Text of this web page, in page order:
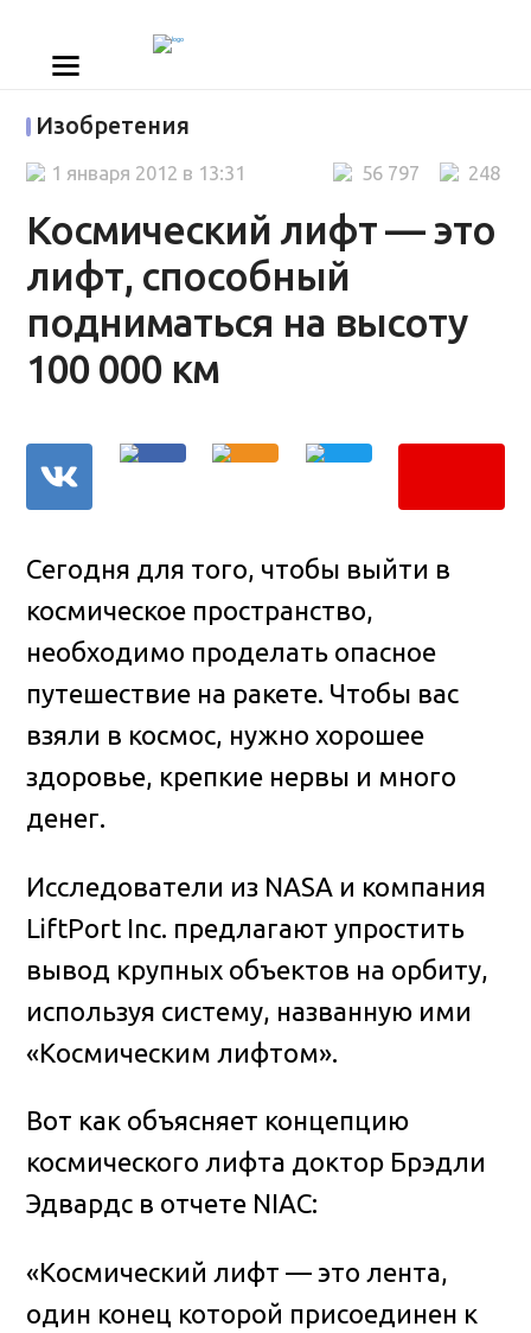
Изобретения
Космический лифт — это
лифт, способный
подниматься на высоту
100 000 км
248
56 797
1 января 2012 в 13:31
Сегодня для того, чтобы выйти в
космическое пространство,
необходимо проделать опасное
путешествие на ракете. Чтобы вас
взяли в космос, нужно хорошее
здоровье, крепкие нервы и много
денег.
Исследователи из NASA и компания
LiftPort Inc. предлагают упростить
вывод крупных объектов на орбиту,
используя систему, названную ими
«Космическим лифтом».
Вот как объясняет концепцию
космического лифта доктор Брэдли
Эдвардс в отчете NIAC:
«Космический лифт — это лента,
один конец которой присоединен к